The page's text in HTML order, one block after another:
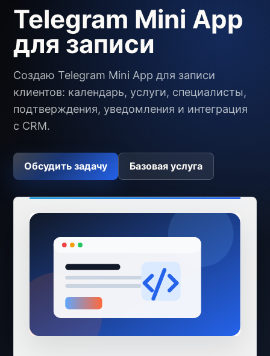
Telegram Mini App
для записи
Создаю Telegram Mini App для записи
клиентов: календарь, услуги, специалисты,
подтверждения, уведомления и интеграция
с CRM.
Обсудить задачу Базовая услуга